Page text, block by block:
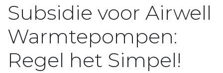
Subsidie voor Airwell
Warmtepompen:
Regel het Simpel!